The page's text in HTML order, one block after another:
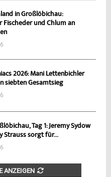
in Großlöbichau:
Fischeder und Chlum an
2026: Mani Lettenbichler
siebten Gesamtsieg
Tag 1: Jeremy Sydow
Strauss sorgt für...
ANZEIGEN